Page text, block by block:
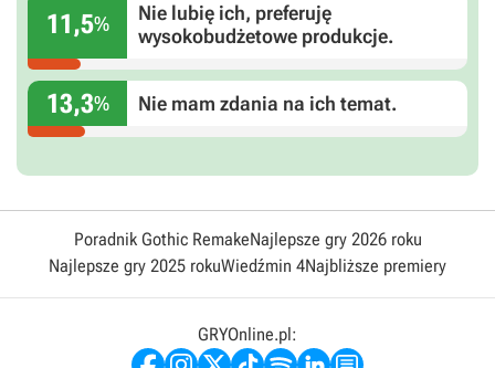
11,5%
Nie lubię ich, preferuję
wysokobudżetowe produkcje.
13,3% Nie mam zdania na ich temat.
Poradnik Gothic RemakeNajlepsze gry 2026 roku
Najlepsze gry 2025 rokuWiedźmin 4Najbliższe premiery
GRYOnline.pl: